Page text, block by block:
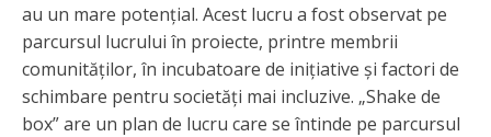
au un mare potențial. Acest lucru a fost observat pe
parcursul lucrului în proiecte, printre membrii
comunităților, în incubatoare de inițiative și factori de
schimbare pentru societăți mai incluzive. „Shake de
box” are un plan de lucru care se întinde pe parcursul